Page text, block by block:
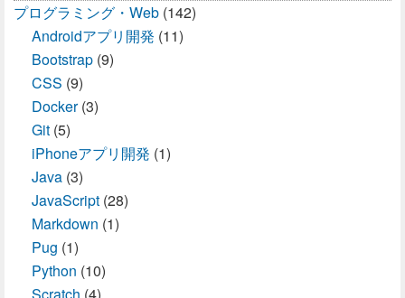
プログラミング・Web (142)
Androidアプリ開発 (11)
Bootstrap (9)
CSS (9)
Docker(3)
Git (5)
iPhoneアプリ開発 (1)
Java (3)
JavaScript (28)
Markdown (1)
Pug (1)
Python (10)
Scratch (4)